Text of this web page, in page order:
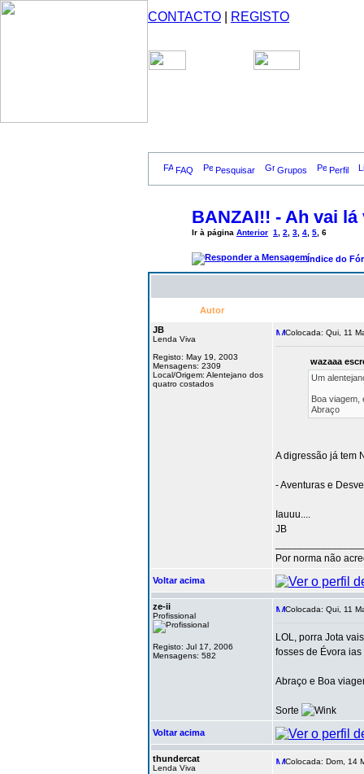
CONTACTO REGISTO
FAQ Pesquisar Grupos Perfil
BANZAI!! - Ah vai lá
Ir à página Anterior 1 2 3 4 5 6
Índice do
Autor
JB
Lenda Viva
Registo: May 19, 2003
Mensagens: 2309
Local/Origem: Alentejano dos
quatro costados
Colocada: Qui, 11
wazaaa
Um
Boa viagem,
Abraço
A digressão já tem
- Aventuras e
Iauuu....
JB
Por norma não
Voltar acima
ze-ii
Profissional
Registo: Jul 17, 2006
Mensagens: 582
Colocada: Qui, 11
LOL, porra Jota
fosses de Évora
Abraço e Boa
Sorte
Voltar acima
thundercat
Lenda Viva
Colocada: Dom, 14